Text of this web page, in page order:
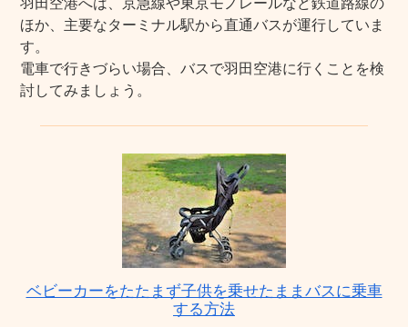
ほか、主要なターミナル駅から直通バスが運行していま
す。
電車で行きづらい場合、バスで羽田空港に行くことを検
討してみましょう。
ベビーカーをたたまず子供を乗せたままバスに乗車
する方法